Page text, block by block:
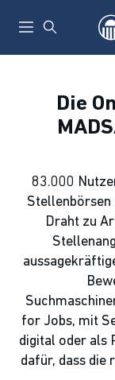
Die
83.000
Stellenbörsen
Draht zu
for Jobs, mit
digital oder als
dafür, dass die